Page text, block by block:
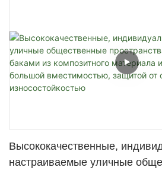
Высококачественные,
настраиваемые уличные